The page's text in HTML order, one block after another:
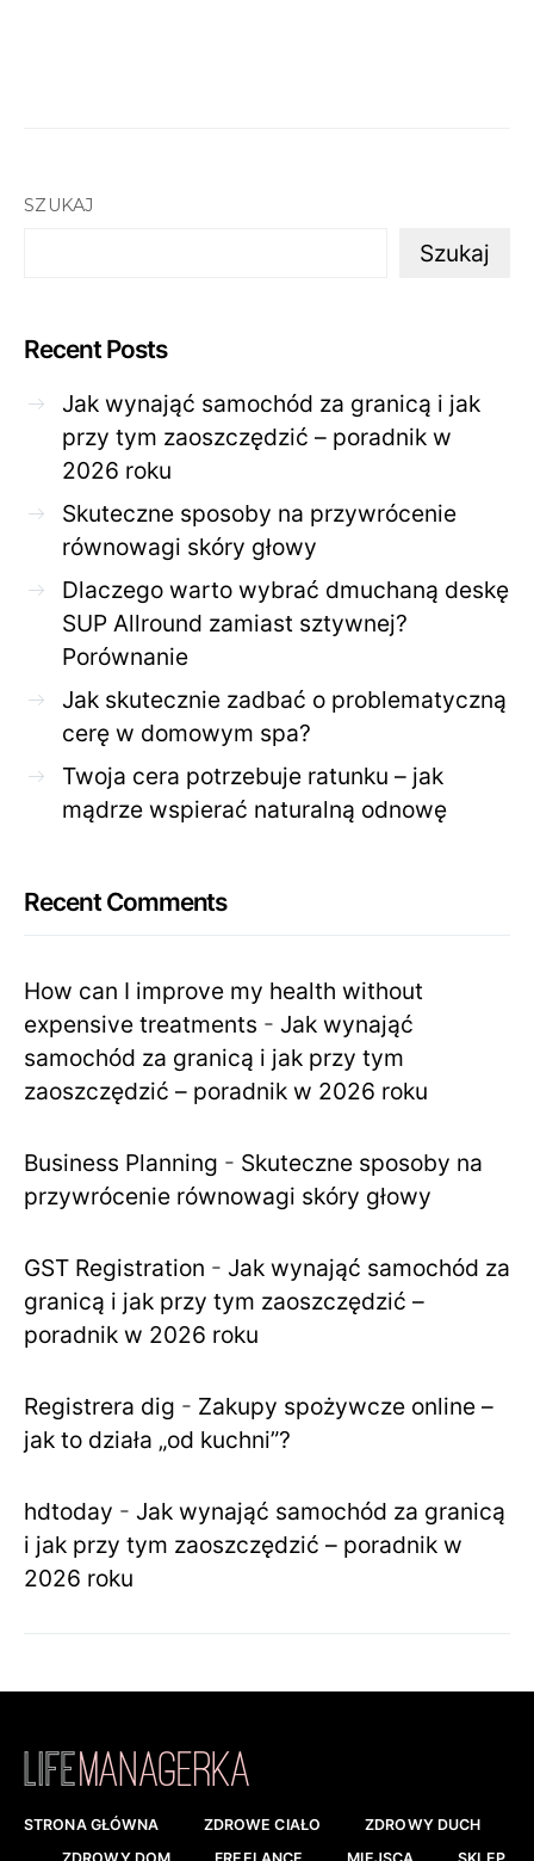
SZUKAJ
Szukaj
Recent Posts
Jak wynająć samochód za granicą i jak
przy tym zaoszczędzić – poradnik w
2026 roku
Skuteczne sposoby na przywrócenie
równowagi skóry głowy
Dlaczego warto wybrać dmuchaną deskę
SUP Allround zamiast sztywnej?
Porównanie
Jak skutecznie zadbać o problematyczną
cerę w domowym spa?
Twoja cera potrzebuje ratunku – jak
mądrze wspierać naturalną odnowę
Recent Comments
How can I improve my health without
expensive treatments - Jak wynająć
samochód za granicą i jak przy tym
zaoszczędzić – poradnik w 2026 roku
Business Planning - Skuteczne sposoby na
przywrócenie równowagi skóry głowy
GST Registration - Jak wynająć samochód za
granicą i jak przy tym zaoszczędzić –
poradnik w 2026 roku
Registrera dig - Zakupy spożywcze online –
jak to działa „od kuchni”?
hdtoday - Jak wynająć samochód za granicą
i jak przy tym zaoszczędzić – poradnik w
2026 roku
STRONA GŁÓWNA ZDROWE CIAŁO
ZDROWY DUCH
ZDROWY DOM
FREELANCE MIEJSCA SKLEP